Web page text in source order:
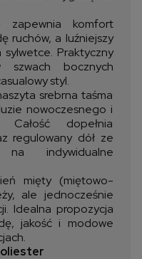
komfort
ruchów, a luźniejszy
sylwetce. Praktyczny
bocznych
styl.
srebrna taśma
nowoczesnego i
Całość dopełnia
regulowany dół ze
na indywidualne
mięty (miętowo-
ale jednocześnie
Idealna propozycja
jakość i modowe